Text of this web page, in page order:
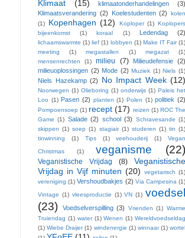
Klimaat (15) klimaatonderhandelingen
(3)
Klimaatsverandering (2) Koelestudenten (2)
kolen
(1)
Kopenhagen (12) Koploper (1) Koplopers
bijeenkomst
(1) koraal (1) Ledendag (2)
lichaamswarmte (1) lief (1) lobbyen (1) Make IT Fair (1)
meeting
(1) megastallen (1) megazat
(1)
mensenrechten
(1) milieu (7) Milieudefensie
(2)
milieuoplossingen (2) Mode (2) Muziek (1) Niels (1)
Niels Hazekamp (2) No Impact Week (12)
Noorwegen (1) Olieboring (1) onderwijs (1) Paleis het
Loo (1) Pasen (2) planten (1) Polen (1) politiek (2)
Pompoensoep (1) recept (17) reizen (1) ROC The
Game (1) Salade (2) school (3) Schravesande (1)
skippen (1) soep (1) stagiair (1) studeren (1) tin (1)
tinwinning
(1) Tips (1) veehouderij (1)
Vegan
Christmas
(1) veganisme (22)
Veganistische Vrijdag (8)
Veganistische
Vrijdag in Vijf minuten (20) vegetarisch (1)
vereniging (1) Vershoudbakjes (2) Via Campesina (1)
Vintage (1) vleesproductie (1) VN (1) voedsel
(23)
Voedselverspilling (3) Vrienden (1) Warme
Truiendag (1) water (1) Wenen (1) Wereldvoedseldag
(1) Wiebe Draijer (1) windenergie (1) winnaar (1) wortel